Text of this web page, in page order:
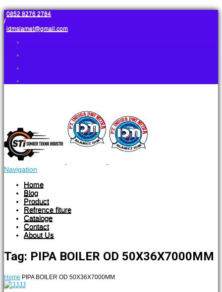
0852 8276 2784
/
idmslamet@gmail.com
Navigation
Home
Blog
Product
Refrence fiture
Cataloge
Contact
About Us
Tag: PIPA BOILER OD 50X36X7000MM
Home PIPA BOILER OD 50X36X7000MM